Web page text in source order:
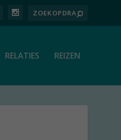
RELATIES REIZEN